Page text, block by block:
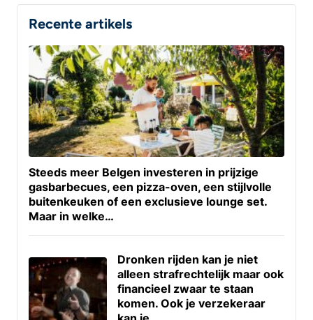
Recente artikels
Steeds meer Belgen investeren in prijzige
gasbarbecues, een pizza-oven, een stijlvolle
buitenkeuken of een exclusieve lounge set.
Maar in welke…
Dronken rijden kan je niet
alleen strafrechtelijk maar ook
financieel zwaar te staan
komen. Ook je verzekeraar